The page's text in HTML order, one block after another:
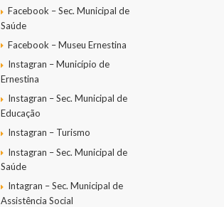
Facebook – Sec. Municipal de
Saúde
Facebook – Museu Ernestina
Instagran – Município de
Ernestina
Instagran – Sec. Municipal de
Educação
Instagran – Turismo
Instagran – Sec. Municipal de
Saúde
Intagran – Sec. Municipal de
Assistência Social